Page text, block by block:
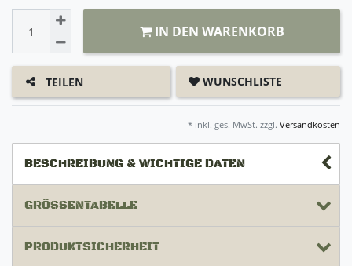
IN DEN WARENKORB
TEILEN WUNSCHLISTE
* inkl. ges. MwSt. zzgl. Versandkosten
BESCHREIBUNG & WICHTIGE DATEN
GRÖSSENTABELLE
PRODUKTSICHERHEIT